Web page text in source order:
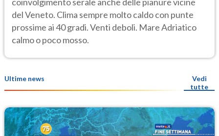
del Veneto. Clima sempre molto caldo con punte
prossime ai 40 gradi. Venti deboli. Mare Adriatico
calmo o poco mosso.
Ultime news
Vedi
tutte